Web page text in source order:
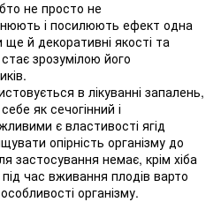
не просто не
і посилюють ефект одна
й декоративні якості та
зрозумілою його
в лікуванні запалень,
як сечогінний і
є властивості ягід
опірність організму до
застосування немає, крім хіба
час вживання плодів варто
організму.